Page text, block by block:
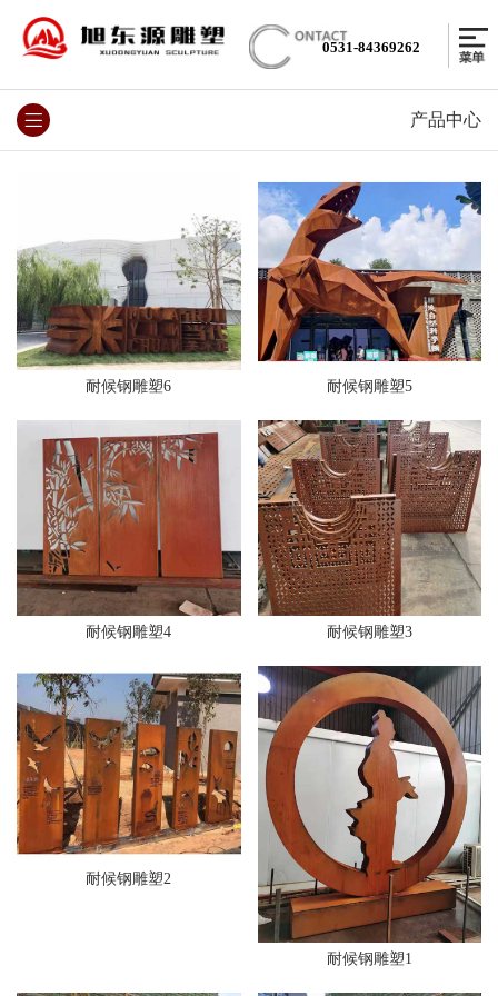
0531-84369262
产品中心
耐候钢雕塑6 耐候钢雕塑5
耐候钢雕塑4 耐候钢雕塑3
耐候钢雕塑2
耐候钢雕塑1